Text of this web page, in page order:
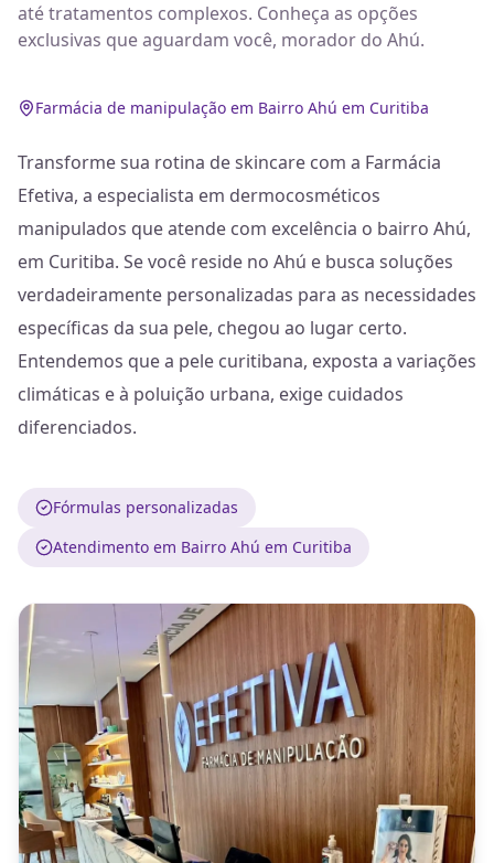
até tratamentos complexos. Conheça as opções
exclusivas que aguardam você, morador do Ahú.
Farmácia de manipulação em Bairro Ahú em Curitiba
Transforme sua rotina de skincare com a Farmácia
Efetiva, a especialista em dermocosméticos
manipulados que atende com excelência o bairro Ahú,
em Curitiba. Se você reside no Ahú e busca soluções
verdadeiramente personalizadas para as necessidades
específicas da sua pele, chegou ao lugar certo.
Entendemos que a pele curitibana, exposta a variações
climáticas e à poluição urbana, exige cuidados
diferenciados.
Fórmulas personalizadas
Atendimento em Bairro Ahú em Curitiba